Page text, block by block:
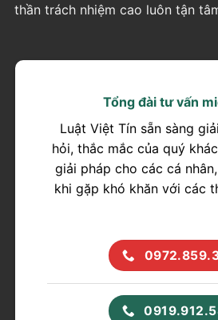
thần trách nhiệm cao luôn tận
Tổng đài tư vấn
Luật Việt Tín sẵn sàng
hỏi, thắc mắc của quý
giải pháp cho các cá
khi gặp khó khăn với các